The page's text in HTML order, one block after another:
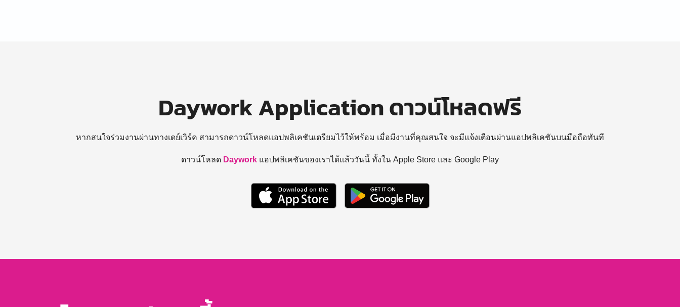
Daywork Application ดาวน์โหลดฟรี
หากสนใจร่วมงานผ่านทางเดย์เวิร์ค สามารถดาวน์โหลดแอปพลิเคชันเตรียมไว้ให้พร้อม เมื่อมีงานที่คุณสนใจ จะมีแจ้งเตือนผ่านแอปพลิเคชันบนมือถือทันที
ดาวน์โหลด Daywork แอปพลิเคชันของเราได้แล้ววันนี้ ทั้งใน Apple Store และ Google Play